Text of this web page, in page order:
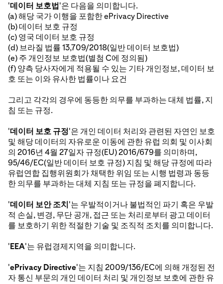
'데이터 보호법'은 다음을 의미합니다.
(a) 해당 국가 이행을 포함한 ePrivacy Directive
(b) 데이터 보호 규정
(c) 영국 데이터 보호 규정
(d) 브라질 법률 13,709/2018(일반 데이터 보호법)
(e) 주 개인정보 보호법(별첨 C에 정의됨)
(f) 양측 당사자에게 적용될 수 있는 기타 개인정보, 데이터 보
호 또는 이와 유사한 법률이나 요건
그리고 각각의 경우에 동등한 의무를 부과하는 대체 법률, 지
침 또는 규정.
'데이터 보호 규정'은 개인 데이터 처리와 관련된 자연인 보호
및 해당 데이터의 자유로운 이동에 관한 유럽 의회 및 이사회
의 2016년 4월 27일자 규정(EU) 2016/679를 의미하며,
95/46/EC(일반 데이터 보호 규정) 지침 및 해당 규정에 따라
유럽연합 집행위원회가 채택한 위임 또는 시행 법령과 동등
한 의무를 부과하는 대체 지침 또는 규정을 폐지합니다.
'데이터 보안 조치'는 우발적이거나 불법적인 파기 혹은 우발
적 손실, 변경, 무단 공개, 접근 또는 처리로부터 광고 데이터
를 보호하기 위한 적절한 기술 및 조직적 조치를 의미합니다.
'EEA'는 유럽경제지역을 의미합니다.
'ePrivacy Directive'는 지침 2009/136/EC에 의해 개정된 전
자 통신 부문의 개인 데이터 처리 및 개인정보 보호에 관한 유